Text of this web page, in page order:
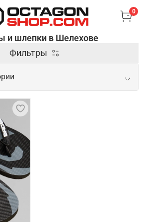
0
и шлепки в Шелехове
Фильтры
и шлепки на
– это удобная и практичная
для активного отдыха,
ношения в теплое
из легких и
(резина, EVA или
обеспечивают комфорт и
контакте с водой или влажными
– это разновидность